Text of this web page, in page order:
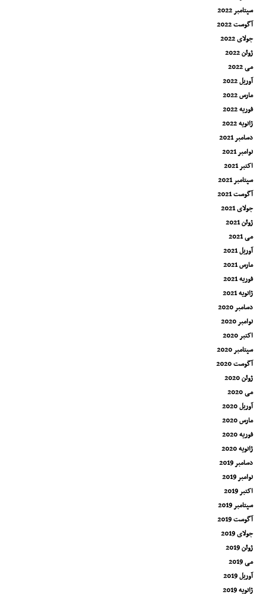
سپتامبر 2022
آگوست 2022
جولای 2022
ژوئن 2022
می 2022
آوریل 2022
مارس 2022
فوریه 2022
ژانویه 2022
دسامبر 2021
نوامبر 2021
اکتبر 2021
سپتامبر 2021
آگوست 2021
جولای 2021
ژوئن 2021
می 2021
آوریل 2021
مارس 2021
فوریه 2021
ژانویه 2021
دسامبر 2020
نوامبر 2020
اکتبر 2020
سپتامبر 2020
آگوست 2020
ژوئن 2020
می 2020
آوریل 2020
مارس 2020
فوریه 2020
ژانویه 2020
دسامبر 2019
نوامبر 2019
اکتبر 2019
سپتامبر 2019
آگوست 2019
جولای 2019
ژوئن 2019
می 2019
آوریل 2019
ژانویه 2019